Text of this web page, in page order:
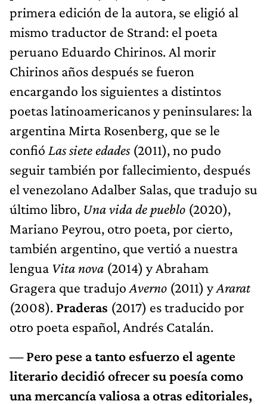
primera edición de la autora, se eligió al
mismo traductor de Strand: el poeta
peruano Eduardo Chirinos. Al morir
Chirinos años después se fueron
encargando los siguientes a distintos
poetas latinoamericanos y peninsulares: la
argentina Mirta Rosenberg, que se le
confió Las siete edades(2011), no pudo
seguir también por fallecimiento, después
el venezolano Adalber Salas, que tradujo su
último libro, Una vida de pueblo (2020),
Mariano Peyrou, otro poeta, por cierto,
también argentino, que vertió a nuestra
lengua Vita nova (2014) y Abraham
Gragera que tradujo Averno (2011) yArarat
(2008). Praderas (2017) es traducido por
otro poeta español, Andrés Catalán.
— Pero pese a tanto esfuerzo el agente
literario decidió ofrecer su poesía como
una mercancía valiosa a otras editoriales,